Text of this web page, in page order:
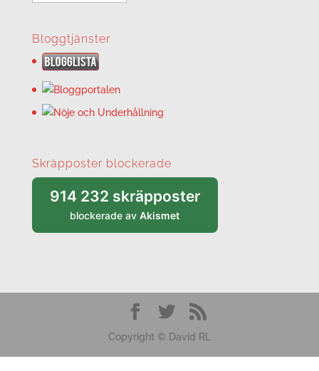
Bloggtjänster
Skräpposter blockerade
914 232 skräpposter
blockerade avAkismet
Copyright © David RL